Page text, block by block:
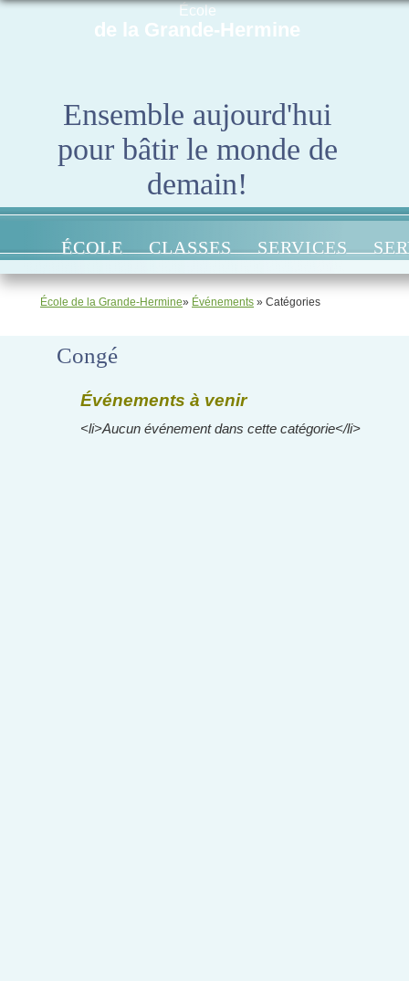
École
de la Grande-Hermine
Ensemble aujourd'hui
pour bâtir le monde de
demain!
ÉCOLE CLASSES SERVICES
École de la Grande-Hermine» Événements » Catégories
Congé
Événements à venir
<li>Aucun événement dans cette catégorie</li>